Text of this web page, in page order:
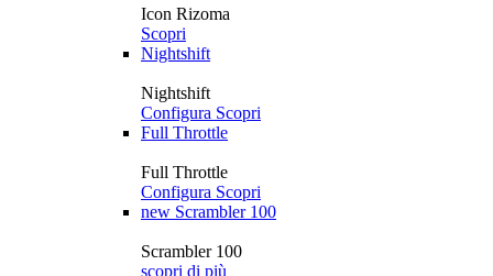
Icon Rizoma
Scopri
Nightshift
Nightshift
Configura Scopri
Full Throttle
Full Throttle
Configura Scopri
new Scrambler 100
Scrambler 100
scopri di più